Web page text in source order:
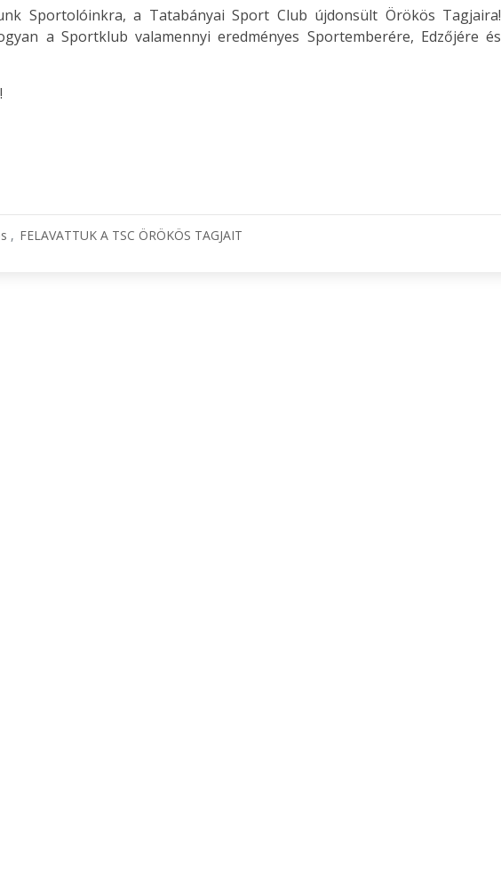
Sportolóinkra, a Tatabányai Sport Club újdonsült Örökös Tagjaira!
a Sportklub valamennyi eredményes Sportemberére, Edzőjére és
FELAVATTUK A TSC ÖRÖKÖS TAGJAIT